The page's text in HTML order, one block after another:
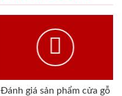
Đánh giá sản phẩm cửa gỗ